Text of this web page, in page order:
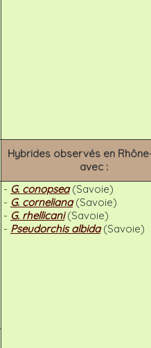
Hybrides observés en
avec :
- G. conopsea(Savoie)
- G. corneliana(Savoie)
- G. rhellicani(Savoie)
- Pseudorchis albida(Savoie)